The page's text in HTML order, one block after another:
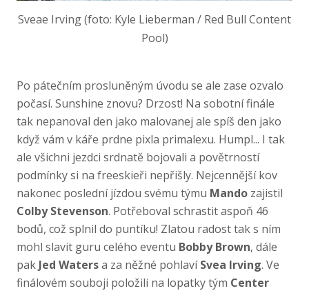
Sveae Irving (foto: Kyle Lieberman / Red Bull Content
Pool)
Po pátečním prosluněným úvodu se ale zase ozvalo
počasí. Sunshine znovu? Drzost! Na sobotní finále
tak nepanoval den jako malovanej ale spíš den jako
když vám v káře prdne pixla primalexu. Humpl... I tak
ale všichni jezdci srdnatě bojovali a povětrností
podmínky si na freeskieři nepřišly. Nejcennější kov
nakonec poslední jízdou svému týmu Mando zajistil
Colby Stevenson. Potřeboval schrastit aspoň 46
bodů, což splnil do puntíku! Zlatou radost tak s ním
mohl slavit guru celého eventu Bobby Brown, dále
pak Jed Watersa za něžné pohlavíSvea Irving. Ve
finálovém souboji položili na lopatky tým Center